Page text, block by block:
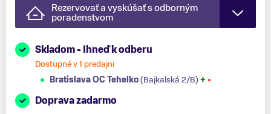
Rezervovať a vyskúšať s odborným
poradenstvom
Skladom - Ihneď k odberu
Dostupné v 1 predajni
Bratislava OC Tehelko(Bajkalská 2/B) + -
Doprava zadarmo